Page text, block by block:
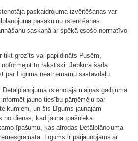
paskaidrojuma izvērtēšanas var
pasākumu īstenošanas
saskaņā ar spēkā esošo normatīvo
tikt grozīts vai papildināts Pusēm,
to rakstiski. Jebkura šāda
par Līguma neatņemamu sastāvdaļu.
īstenotāja maiņas gadījumā
jauno tiesību pārņēmēju par
un šis Līgums jaunajam
no dienas, kad jaunā īpašnieka
īpašumu, kas atrodas Detālplānojuma
Līgums ir pārjaunojams ar